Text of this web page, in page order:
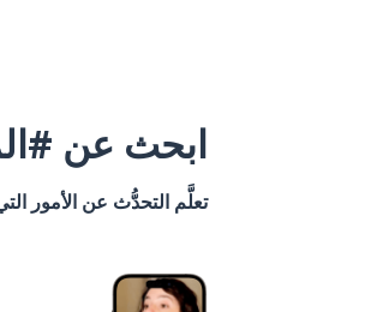
ابحث عن
تعلَّم التحدُّث عن الأمور